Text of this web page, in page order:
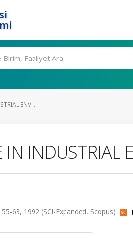
ENV...
INDUSTRIAL
63, 1992 (SCI-Expanded, Scopus)